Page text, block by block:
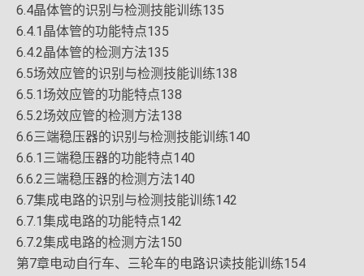
6.4晶体管的识别与检测技能训练135
6.4.1晶体管的功能特点135
6.4.2晶体管的检测方法135
6.5场效应管的识别与检测技能训练138
6.5.1场效应管的功能特点138
6.5.2场效应管的检测方法138
6.6三端稳压器的识别与检测技能训练140
6.6.1三端稳压器的功能特点140
6.6.2三端稳压器的检测方法140
6.7集成电路的识别与检测技能训练142
6.7.1集成电路的功能特点142
6.7.2集成电路的检测方法150
第7章电动自行车、三轮车的电路识读技能训练154